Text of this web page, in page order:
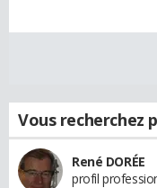
Vous recherchez
René DORÉE
profil